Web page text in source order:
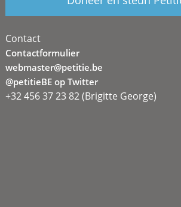
Contact
Contactformulier
webmaster@petitie.be
@petitieBE op Twitter
+32 456 37 23 82 (Brigitte George)